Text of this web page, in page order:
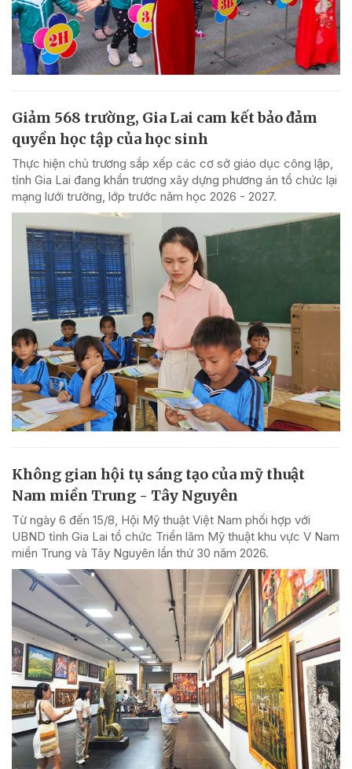
Giảm 568 trường, Gia Lai cam kết bảo đảm
quyền học tập của học sinh
Thực hiện chủ trương sắp xếp các cơ sở giáo dục công lập,
tỉnh Gia Lai đang khẩn trương xây dựng phương án tổ chức lại
mạng lưới trường, lớp trước năm học 2026 - 2027.
Không gian hội tụ sáng tạo của mỹ thuật
Nam miền Trung - Tây Nguyên
Từ ngày 6 đến 15/8, Hội Mỹ thuật Việt Nam phối hợp với
UBND tỉnh Gia Lai tổ chức Triển lãm Mỹ thuật khu vực V Nam
miền Trung và Tây Nguyên lần thứ 30 năm 2026.